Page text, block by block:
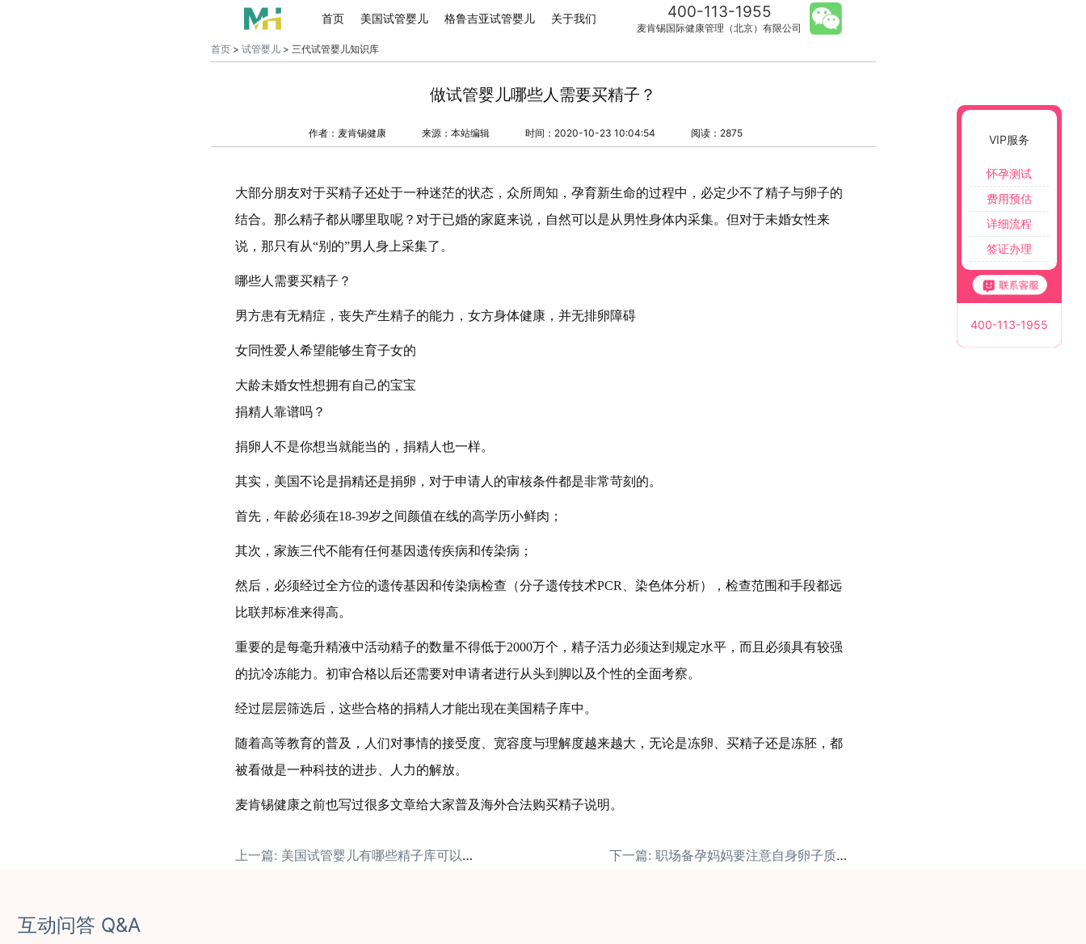
首页 美国试管婴儿 格鲁吉亚试管婴儿 关于我们 400-113-1955
麦肯锡国际健康管理（北京）有限公司
首页> 试管婴儿> 三代试管婴儿知识库
做试管婴儿哪些人需要买精子？
作者：麦肯锡健康 来源：本站编辑 时间：2020-10-23 10:04:54 阅读：2875
大部分朋友对于买精子还处于一种迷茫的状态，众所周知，孕育新生命的过程中，必定少不了精子与卵子的
结合。那么精子都从哪里取呢？对于已婚的家庭来说，自然可以是从男性身体内采集。但对于未婚女性来
说，那只有从“别的”男人身上采集了。
哪些人需要买精子？
男方患有无精症，丧失产生精子的能力，女方身体健康，并无排卵障碍
女同性爱人希望能够生育子女的
大龄未婚女性想拥有自己的宝宝
捐精人靠谱吗？
捐卵人不是你想当就能当的，捐精人也一样。
其实，美国不论是捐精还是捐卵，对于申请人的审核条件都是非常苛刻的。
首先，年龄必须在18-39岁之间颜值在线的高学历小鲜肉；
其次，家族三代不能有任何基因遗传疾病和传染病；
然后，必须经过全方位的遗传基因和传染病检查（分子遗传技术PCR、染色体分析），检查范围和手段都远
比联邦标准来得高。
重要的是每毫升精液中活动精子的数量不得低于2000万个，精子活力必须达到规定水平，而且必须具有较强
的抗冷冻能力。初审合格以后还需要对申请者进行从头到脚以及个性的全面考察。
经过层层筛选后，这些合格的捐精人才能出现在美国精子库中。
随着高等教育的普及，人们对事情的接受度、宽容度与理解度越来越大，无论是冻卵、买精子还是冻胚，都
被看做是一种科技的进步、人力的解放。
麦肯锡健康之前也写过很多文章给大家普及海外合法购买精子说明。
上一篇: 美国试管婴儿有哪些精子库可以供选择 下一篇: 职场备孕妈妈要注意自身卵子质量！
互动问答 Q&A
VIP服务
怀孕测试
费用预估
详细流程
签证办理
400-113-1955